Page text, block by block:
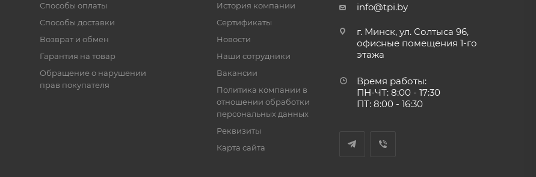
Способы оплаты
Способы доставки
Возврат и обмен
Гарантия на товар
Обращение о нарушении
прав покупателя
История компании
Сертификаты
Новости
Наши сотрудники
Вакансии
Политика компании в
отношении обработки
персональных данных
Реквизиты
Карта сайта
info@tpi.by
г. Минск, ул. Солтыса 96,
офисные помещения 1-го
этажа
Время работы:
ПН-ЧТ: 8:00 - 17:30
ПТ: 8:00 - 16:30